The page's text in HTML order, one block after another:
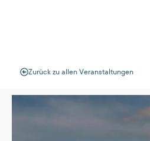
Zurück zu allen Veranstaltungen